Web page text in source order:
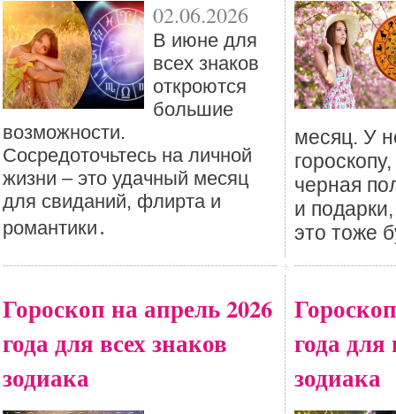
02.06.2026
В июне для
всех знаков
откроются
большие
возможности.
Сосредоточьтесь на личной
жизни – это удачный месяц
для свиданий, флирта и
романтики․
месяц. У
черная
и
это тоже
Гороскоп на апрель 2026
года для всех знаков
зодиака
года для
зодиака